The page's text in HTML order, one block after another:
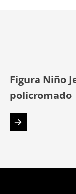
Figura Niño
policromado